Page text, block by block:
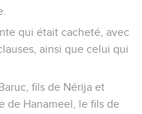
qui était cacheté, avec
ainsi que celui qui
fils de Nérija et
de Hanameel, le fils de